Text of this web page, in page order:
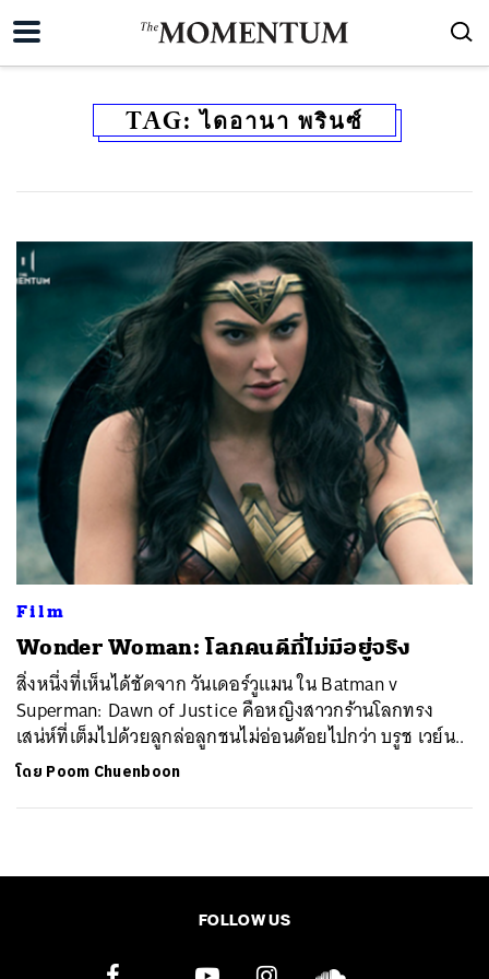
TAG:ไดอานา พรินซ์
Film
Wonder Woman: โลกคนดีที่ไม่มีอยู่จริง
สิ่งหนึ่งที่เห็นได้ชัดจาก วันเดอร์วูแมน ใน Batman v
Superman: Dawn of Justice คือหญิงสาวกร้านโลกทรง
เสน่ห์ที่เต็มไปด้วยลูกล่อลูกชนไม่อ่อนด้อยไปกว่า บรูช เวย์น..
โดย Poom Chuenboon
FOLLOW US
SHARE TWEET LINE EMAIL